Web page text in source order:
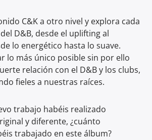
C&K a otro nivel y explora cada
D&B, desde el uplifting al
lo energético hasta lo suave.
lo más único posible sin por ello
relación con el D&B y los clubs,
fieles a nuestras raíces.
trabajo habéis realizado
y diferente, ¿cuánto
trabajado en este álbum?